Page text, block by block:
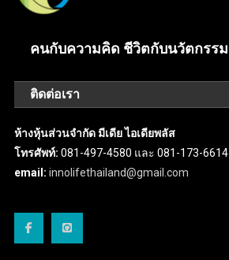
คนกับความคิด ชีวิตกับนวัตกรรม
ติดต่อเรา
ห้างหุ้นส่วนจำกัด มีเดีย ไอเดียพลัส
โทรศัพท์: 081-497-4580 และ 081-173-6614
email: innolifethailand@gmail.com